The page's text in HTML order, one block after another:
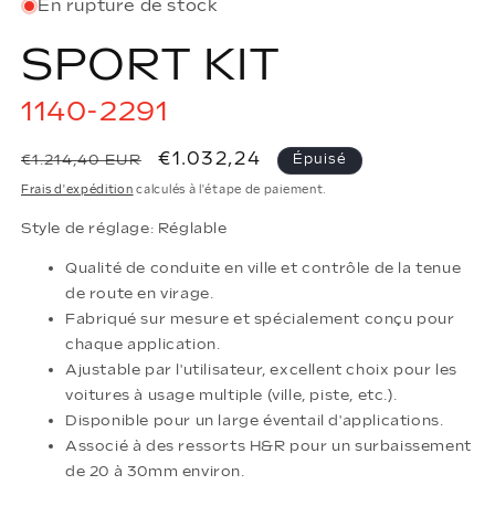
1
fenêtre
modale
En rupture de stock
SPORT KIT
1140-2291
Prix
habituel
€1.214,40 EUR
Prix
promotionnel
€1.032,24 Épuisé
Frais d'expédition calculés à l'étape de paiement.
Style de réglage: Réglable
Qualité de conduite en ville et contrôle de la tenue
de route en virage.
Fabriqué sur mesure et spécialement conçu pour
chaque application.
Ajustable par l'utilisateur, excellent choix pour les
voitures à usage multiple (ville, piste, etc.).
Disponible pour un large éventail d'applications.
Associé à des ressorts H&R pour un surbaissement
de 20 à 30mm environ.